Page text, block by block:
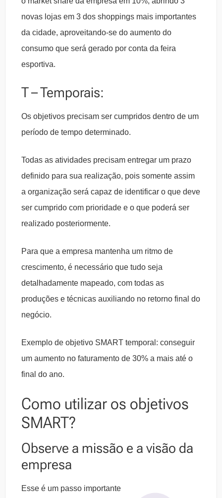
novas lojas em 3 dos shoppings mais importantes
da cidade, aproveitando-se do aumento do
consumo que será gerado por conta da feira
esportiva.
T – Temporais:
Os objetivos precisam ser cumpridos dentro de um
período de tempo determinado.
Todas as atividades precisam entregar um prazo
definido para sua realização, pois somente assim
a organização será capaz de identificar o que deve
ser cumprido com prioridade e o que poderá ser
realizado posteriormente.
Para que a empresa mantenha um ritmo de
crescimento, é necessário que tudo seja
detalhadamente mapeado, com todas as
produções e técnicas auxiliando no retorno final do
negócio.
Exemplo de objetivo SMART temporal: conseguir
um aumento no faturamento de 30% a mais até o
final do ano.
Como utilizar os objetivos
SMART?
Observe a missão e a visão da
empresa
Esse é um passo importante